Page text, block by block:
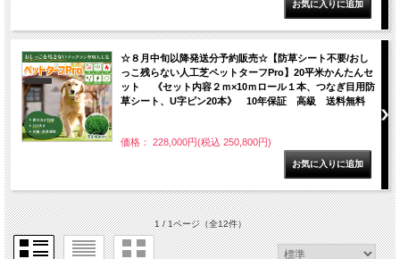
☆８月中旬以降発送分予約販売☆【防草シート不要/おし
っこ残らない人工芝ペットターフPro】20平米かんたんセ
ット 《セット内容２ｍ×10ｍロール１本、つなぎ目用防
草シート、U字ピン20本》 10年保証 高級 送料無料
価格： 228,000円(税込 250,800円)
1 / 1ページ（全12件）